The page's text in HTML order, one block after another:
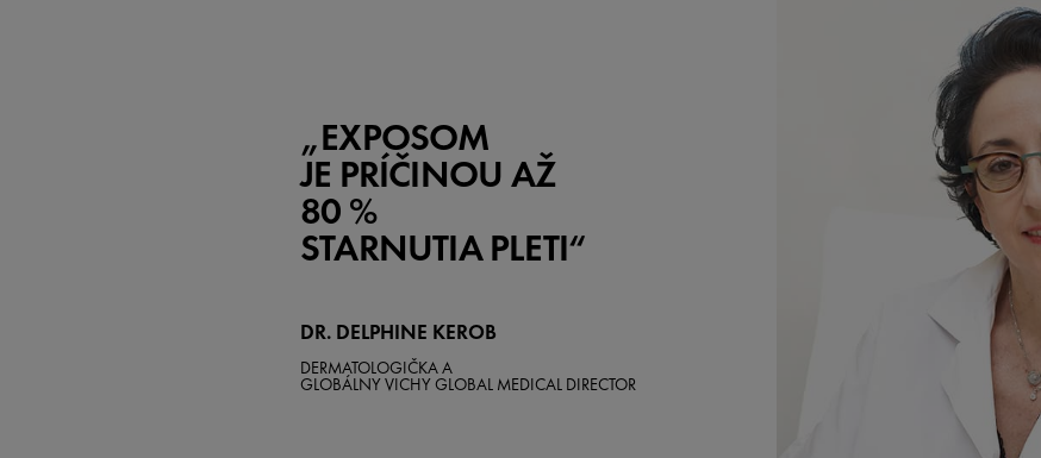
„EXPOSOM
JE PRÍČINOU AŽ
80 %
STARNUTIA PLETI“
DR. DELPHINE KEROB
DERMATOLOGIČKA A
GLOBÁLNY VICHY GLOBAL MEDICAL DIRECTOR